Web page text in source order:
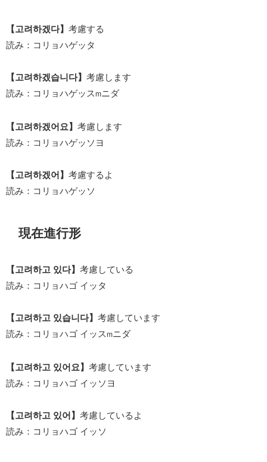
【고려하겠다】 考慮する
読み：コリョハゲッタ
【고려하겠습니다】 考慮します
読み：コリョハゲッスmニダ
【고려하겠어요】 考慮します
読み：コリョハゲッソヨ
【고려하겠어】 考慮するよ
読み：コリョハゲッソ
現在進行形
【고려하고 있다】 考慮している
読み：コリョハゴ イッタ
【고려하고 있습니다】 考慮しています
読み：コリョハゴ イッス m ニダ
【고려하고 있어요】 考慮しています
読み：コリョハゴ イッソヨ
【고려하고 있어】 考慮しているよ
読み：コリョハゴ イッソ